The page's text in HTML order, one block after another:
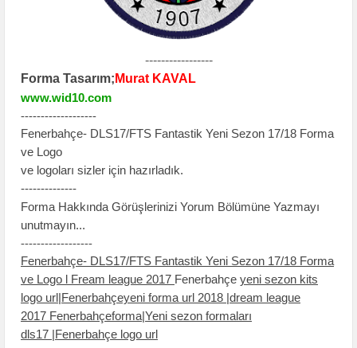
-----------------
Forma Tasarım; Murat KAVAL
www.wid10.com
-------------------
Fenerbahçe- DLS17/FTS Fantastik Yeni Sezon 17/18 Forma
ve Logo
ve logoları sizler için hazırladık.
--------------
Forma Hakkında Görüşlerinizi Yorum Bölümüne Yazmayı
unutmayın...
------------------
Fenerbahçe- DLS17/FTS Fantastik Yeni Sezon 17/18 Forma
ve Logo l Fream league 2017 Fenerbahçe yeni sezon kits
logo url|Fenerbahçeyeni forma url 2018 |dream league
2017 Fenerbahçeforma|Yeni sezon formaları
dls17 |Fenerbahçe logo url